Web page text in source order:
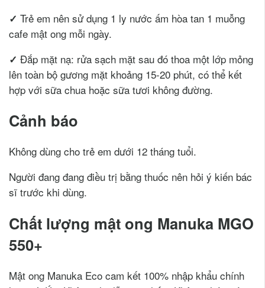
✓ Trẻ em nên sử dụng 1 ly nước ấm hòa tan 1 muỗng
cafe mật ong mỗi ngày.
✓ Đắp mặt nạ: rửa sạch mặt sau đó thoa một lớp mỏng
lên toàn bộ gương mặt khoảng 15-20 phút, có thể kết
hợp với sữa chua hoặc sữa tươi không đường.
Cảnh báo
Không dùng cho trẻ em dưới 12 tháng tuổi.
Người đang đang điều trị bằng thuốc nên hỏi ý kiến bác
sĩ trước khi dùng.
Chất lượng mật ong Manuka MGO
550+
Mật ong Manuka Eco cam kết 100% nhập khẩu chính